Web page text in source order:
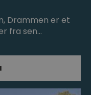
Drammen er et
fra sen…